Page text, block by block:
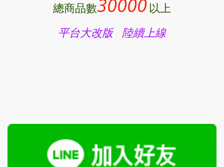
總商品數30000 以上
平台大改版 陸續上線